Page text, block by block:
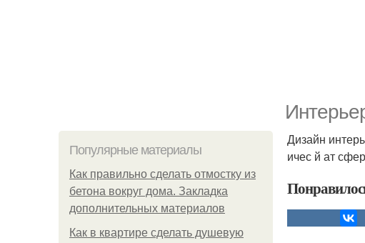
Популярные материалы
Как правильно сделать отмостку из
бетона вокруг дома. Закладка
дополнительных материалов
Как в квартире сделать душевую
Дизайн
ичес й ат